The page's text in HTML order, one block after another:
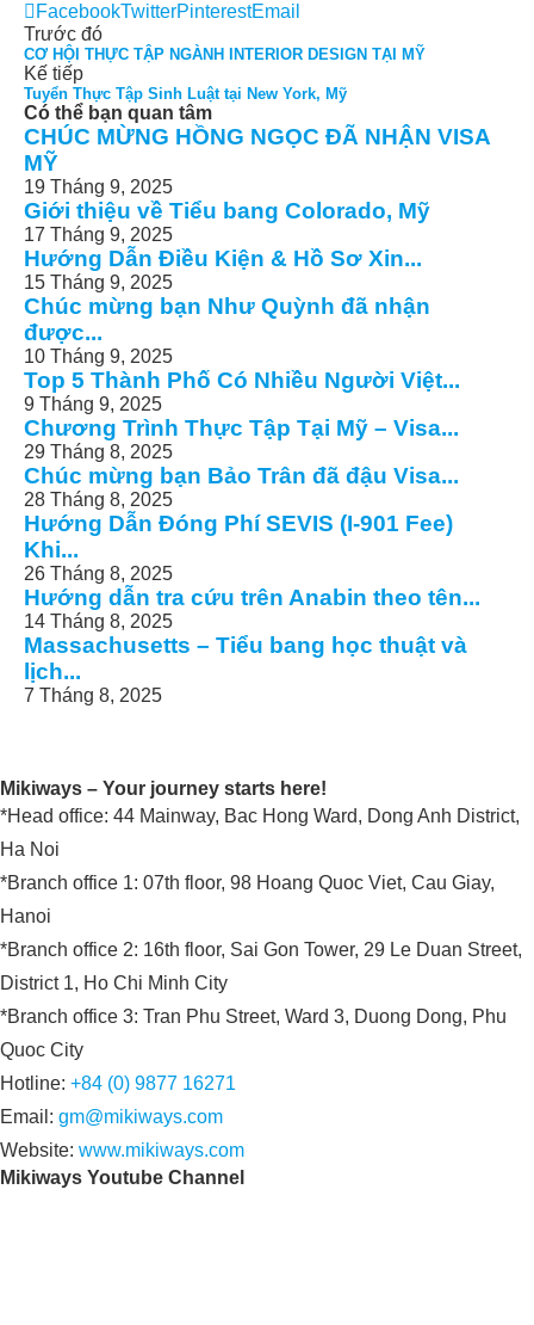
FacebookTwitterPinterestEmail
Trước đó
CƠ HỘI THỰC TẬP NGÀNH INTERIOR DESIGN TẠI MỸ
Kế tiếp
Tuyển Thực Tập Sinh Luật tại New York, Mỹ
Có thể bạn quan tâm
CHÚC MỪNG HỒNG NGỌC ĐÃ NHẬN VISA
MỸ
19 Tháng 9, 2025
Giới thiệu về Tiểu bang Colorado, Mỹ
17 Tháng 9, 2025
Hướng Dẫn Điều Kiện & Hồ Sơ Xin...
15 Tháng 9, 2025
Chúc mừng bạn Như Quỳnh đã nhận
được...
10 Tháng 9, 2025
Top 5 Thành Phố Có Nhiều Người Việt...
9 Tháng 9, 2025
Chương Trình Thực Tập Tại Mỹ – Visa...
29 Tháng 8, 2025
Chúc mừng bạn Bảo Trân đã đậu Visa...
28 Tháng 8, 2025
Hướng Dẫn Đóng Phí SEVIS (I-901 Fee)
Khi...
26 Tháng 8, 2025
Hướng dẫn tra cứu trên Anabin theo tên...
14 Tháng 8, 2025
Massachusetts – Tiểu bang học thuật và
lịch...
7 Tháng 8, 2025
Mikiways – Your journey starts here!
*Head office: 44 Mainway, Bac Hong Ward, Dong Anh District,
Ha Noi
*Branch office 1: 07th floor, 98 Hoang Quoc Viet, Cau Giay,
Hanoi
*Branch office 2: 16th floor, Sai Gon Tower, 29 Le Duan Street,
District 1, Ho Chi Minh City
*Branch office 3: Tran Phu Street, Ward 3, Duong Dong, Phu
Quoc City
Hotline: +84 (0) 9877 16271
Email: gm@mikiways.com
Website: www.mikiways.com
Mikiways Youtube Channel